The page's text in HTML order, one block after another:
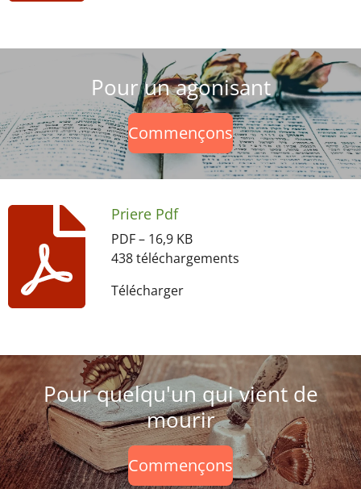
Pour un agonisant
Commençons
Priere Pdf
PDF – 16,9 KB
438 téléchargements
Télécharger
Pour quelqu'un qui vient de
mourir
Commençons